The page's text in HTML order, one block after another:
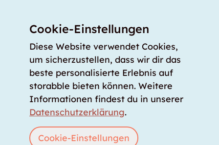
Mehr über storabble
Medienbeiträge
Wie gross muss ein Lagerraum sein?
Was kostet ein Lagerraum?
Für Lageranbieter
Anmelden Lagerraum inserieren
Cookie-Einstellungen
Diese Website verwendet Cookies,
um sicherzustellen, dass wir dir das
beste personalisierte Erlebnis auf
storabble bieten können. Weitere
Informationen findest du in unserer
Datenschutzerklärung.
Cookie-Einstellungen